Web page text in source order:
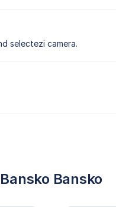
selectezi camera.
Bansko